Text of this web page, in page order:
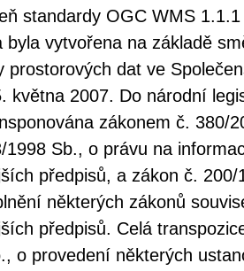
standardy OGC WMS
byla vytvořena na základě
prostorových dat ve
května 2007. Do národní
zákonem č. 380/
1998 Sb., o právu na
předpisů, a zákon č.
některých zákonů
předpisů. Celá
o provedení některých